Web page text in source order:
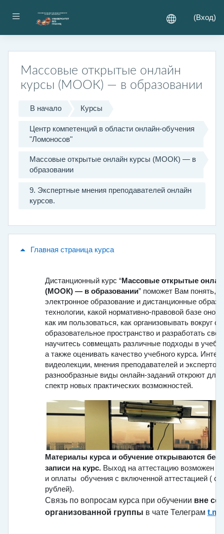
Боковая панель (Вход)
Массовые открытые онлайн
курсы (МООК) — в образовании
В начало Курсы
Центр компетенций в области онлайн-обучения
"Ломоносов"
Массовые открытые онлайн курсы (МООК) — в
образовании
9. Экспертные мнения преподавателей онлайн
курсов.
Главная страница курса
Дистанционный курс “Массовые открытые
(МООК) — в образовании” поможет Вам понять,
электронное образование и дистанционные
технологии, какой нормативно-правовой базе оно
как им пользоваться, как организовывать вокруг
образовательное пространство и разработать
научитесь совмещать различные подходы в
а также оценивать качество учебного курса.
видеолекции, мнения преподавателей и экспертов,
разнообразные виды онлайн-заданий откроют
спектр новых практических возможностей.
Материалы курса и обучение открываются
записи на курс.Выход на аттестацию возможен
и оплаты обучения с включенной аттестацией (
рублей).
Связь по вопросам курса при обучении вне
организованной группы в чате Телеграм